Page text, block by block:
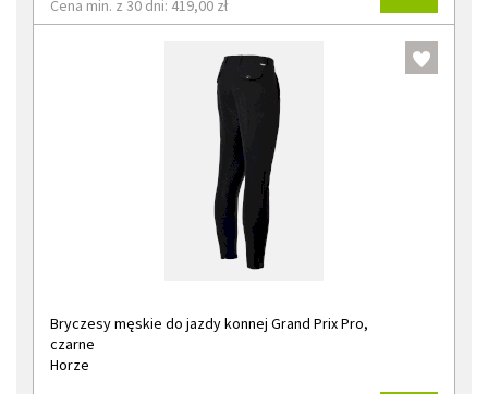
Cena min. z 30 dni: 419,00 zł
Bryczesy męskie do jazdy konnej Grand Prix Pro,
czarne
Horze